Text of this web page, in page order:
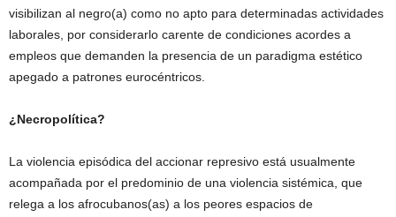
visibilizan al negro(a) como no apto para determinadas actividades
laborales, por considerarlo carente de condiciones acordes a
empleos que demanden la presencia de un paradigma estético
apegado a patrones eurocéntricos.
¿Necropolítica?
La violencia episódica del accionar represivo está usualmente
acompañada por el predominio de una violencia sistémica, que
relega a los afrocubanos(as) a los peores espacios de